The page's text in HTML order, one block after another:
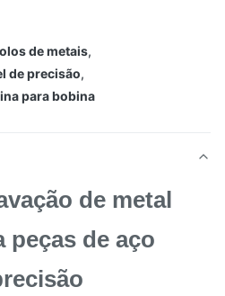
de metais,
de precisão,
para bobina
de metal
peças de aço